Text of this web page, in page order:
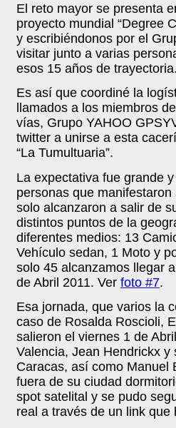
El reto mayor se presenta
proyecto mundial “Degree
y escribiéndonos por el
visitar junto a varias
esos 15 años de
Es así que coordiné la
llamados a los miembros
vías, Grupo YAHOO
twitter a unirse a esta
“La Tumultuaria”.
La expectativa fue grande
personas que
solo alcanzaron a salir de
distintos puntos de la
diferentes medios: 13
Vehículo sedan, 1 Moto y
solo 45 alcanzamos llegar
de Abril 2011. Ver foto #7.
Esa jornada, que varios la
caso de Rosalda Roscioli,
salieron el viernes 1 de
Valencia, Jean Hendrickx
Caracas, así como Manuel
fuera de su ciudad
spot satelital y se pudo
real a través de un link